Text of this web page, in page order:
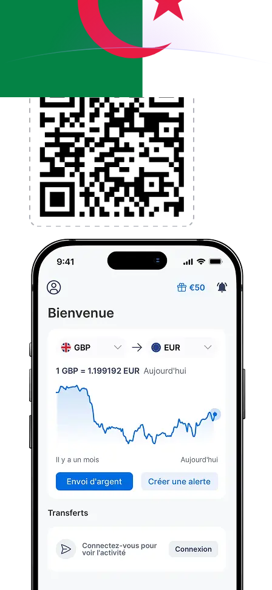
l'application dès aujourd'hui !